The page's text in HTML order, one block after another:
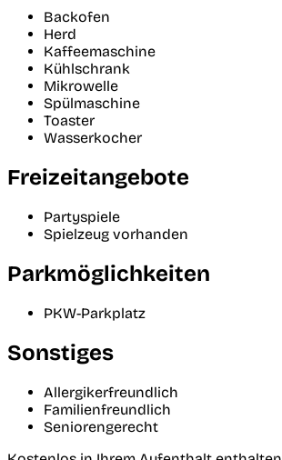
Backofen
Herd
Kaffeemaschine
Kühlschrank
Mikrowelle
Spülmaschine
Toaster
Wasserkocher
Freizeitangebote
Partyspiele
Spielzeug vorhanden
Parkmöglichkeiten
PKW-Parkplatz
Sonstiges
Allergikerfreundlich
Familienfreundlich
Seniorengerecht